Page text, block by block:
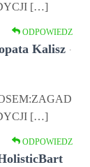
[…]
ODPOWIEDZ
Kalisz ·
[…]
ODPOWIEDZ